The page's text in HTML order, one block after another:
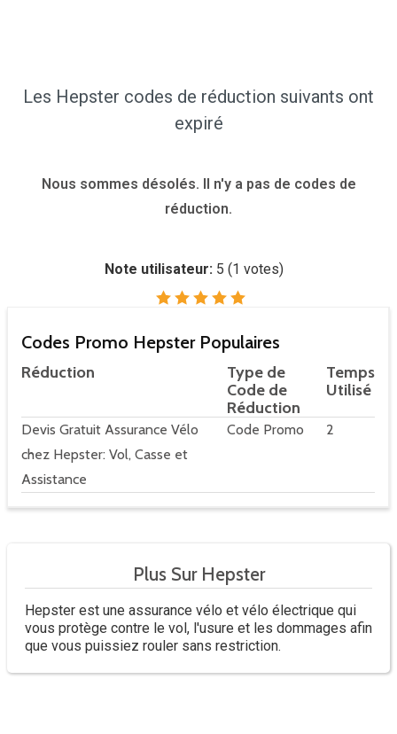
Les Hepster codes de réduction suivants ont
expiré
Nous sommes désolés. Il n'y a pas de codes de
réduction.
Note utilisateur: 5 (1 votes)
Codes Promo Hepster Populaires
Réduction
Type de
Code de
Réduction
Temps
Utilisé
Devis Gratuit Assurance Vélo
chez Hepster: Vol, Casse et
Assistance
Code Promo 2
Plus Sur Hepster
Hepster est une assurance vélo et vélo électrique qui
vous protège contre le vol, l'usure et les dommages afin
que vous puissiez rouler sans restriction.